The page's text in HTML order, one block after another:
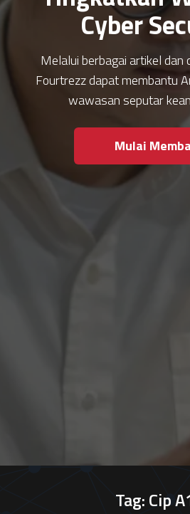
Cyber
Melalui berbagai artikel dan
Fourtrezz dapat membantu
wawasan seputar
Mulai
Tag:Cip